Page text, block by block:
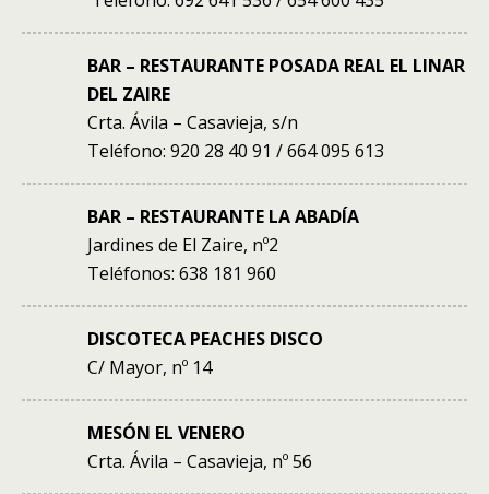
BAR – RESTAURANTE POSADA REAL EL LINAR
DEL ZAIRE
Crta. Ávila – Casavieja, s/n
Teléfono: 920 28 40 91 / 664 095 613
BAR – RESTAURANTE LA ABADÍA
Jardines de El Zaire, nº2
Teléfonos: 638 181 960
DISCOTECA PEACHES DISCO
C/ Mayor, nº 14
MESÓN EL VENERO
Crta. Ávila – Casavieja, nº 56